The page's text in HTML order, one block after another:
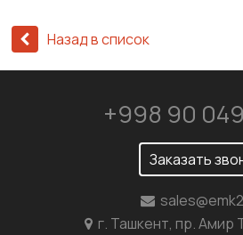
Назад в список
+998 90
Заказать
г. Ташкент, пр. Амир